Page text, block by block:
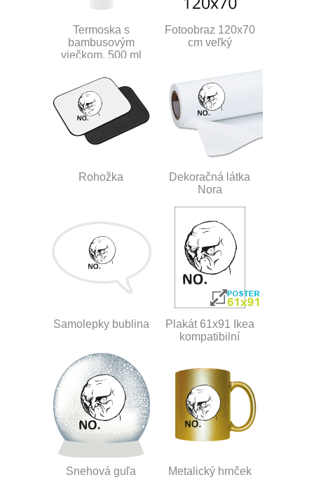
Termoska s
bambusovým
viečkom, 500 ml
Fotoobraz 120x70
cm veľký
Rohožka
Dekoračná látka
Nora
Samolepky bublina
Plakát 61x91 Ikea
kompatibilní
Snehová guľa Metalický hrnček